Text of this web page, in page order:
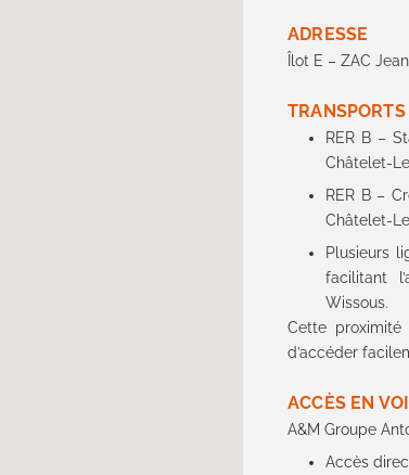
ADRESSE
Îlot E – ZAC
RER B –
Châtelet-
RER B –
Châtelet-
Plusieurs
facilitant
Wissous.
Cette
d’accéder
ACCÈS EN
A&M Groupe
Accès